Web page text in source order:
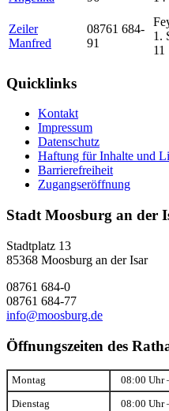
Zeiler
Manfred
08761 684-
91
1.
11
Quicklinks
Kontakt
Impressum
Datenschutz
Haftung für Inhalte und
Barrierefreiheit
Zugangseröffnung
Stadt Moosburg an der
Stadtplatz 13
85368 Moosburg an der Isar
08761 684-0
08761 684-77
info@moosburg.de
Öffnungszeiten des
Montag 08:00 Uhr
Dienstag 08:00 Uhr